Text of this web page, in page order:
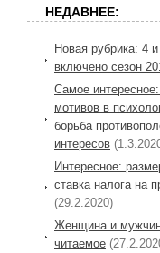
НЕДАВНЕЕ:
Новая рубрика: 4
включено сезон
Самое
мотивов в
борьба
интересов
Интересное:
ставка налога на
(29.2.2020)
Женщина и
читаемое